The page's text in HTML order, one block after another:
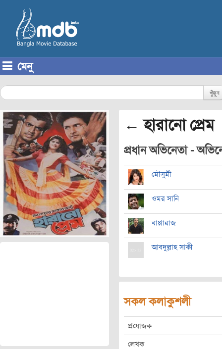
মেনু
খুঁজুন
← হারানো প্রেম
প্রধান অভিনেতা -
মৌসুমী
ওমর সানি
বাপ্পারাজ
আবদুল্লাহ সাকী
সকল কলাকুশলী
প্রযোজক
লেখক